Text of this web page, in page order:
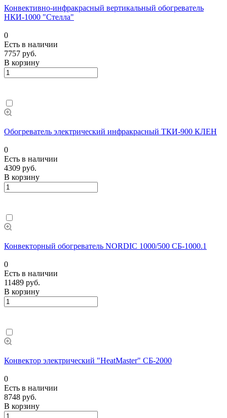
Конвективно-инфракрасный вертикальный обогреватель
НКИ-1000 "Стелла"
0
Есть в наличии
7757 руб.
В корзину
Обогреватель электрический инфракрасный ТКИ-900 КЛЕН
0
Есть в наличии
4309 руб.
В корзину
Конвекторный обогреватель NORDIC 1000/500 СБ-1000.1
0
Есть в наличии
11489 руб.
В корзину
Конвектор электрический "HeatMaster" СБ-2000
0
Есть в наличии
8748 руб.
В корзину